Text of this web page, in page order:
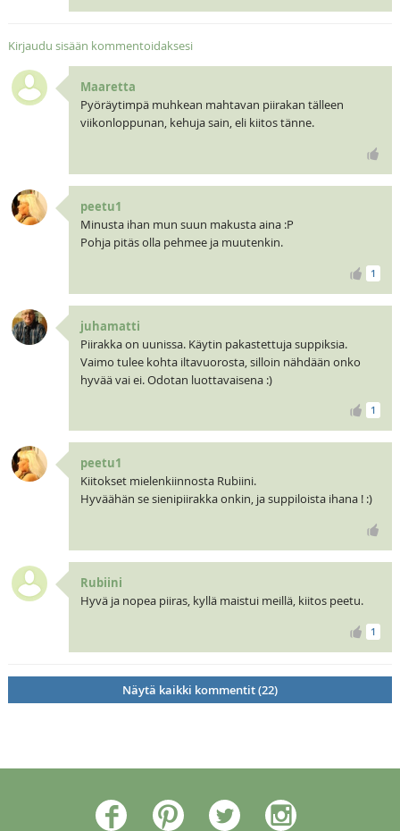
Kirjaudu sisään kommentoidaksesi
Maaretta
Pyöräytimpä muhkean mahtavan piirakan tälleen
viikonloppunan, kehuja sain, eli kiitos tänne.
peetu1
Minusta ihan mun suun makusta aina :P
Pohja pitäs olla pehmee ja muutenkin.
1
juhamatti
Piirakka on uunissa. Käytin pakastettuja suppiksia.
Vaimo tulee kohta iltavuorosta, silloin nähdään onko
hyvää vai ei. Odotan luottavaisena :)
1
peetu1
Kiitokset mielenkiinnosta Rubiini.
Hyväähän se sienipiirakka onkin, ja suppiloista ihana ! :)
Rubiini
Hyvä ja nopea piiras, kyllä maistui meillä, kiitos peetu.
1
Näytä kaikki kommentit (22)